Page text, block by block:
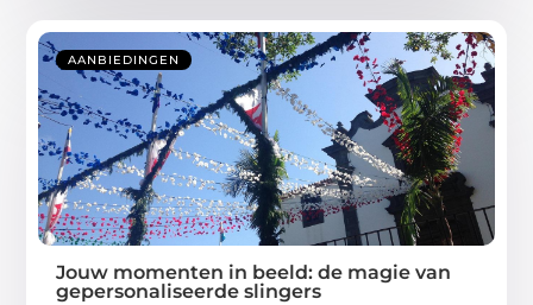
AANBIEDINGEN
Jouw momenten in beeld: de magie van
gepersonaliseerde slingers